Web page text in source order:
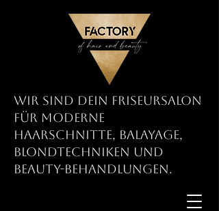
Wir sind dein Friseursalon
für moderne
Haarschnitte, Balayage,
Blondtechniken und
Beauty-Behandlungen.